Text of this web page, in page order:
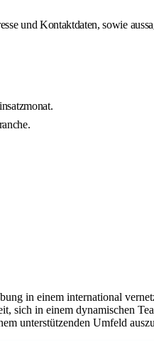
und Kontaktdaten, sowie
in einem international
in einem dynamischen
unterstützenden Umfeld